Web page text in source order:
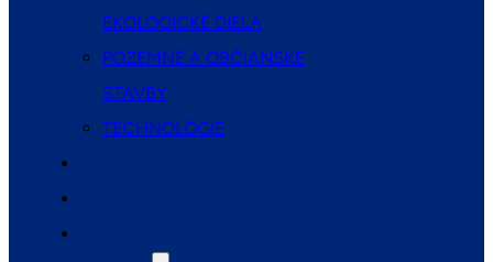
EKOLOGICKÉ DIELA
POZEMNÉ A OBČIANSKE
STAVBY
TECHNOLÓGIE